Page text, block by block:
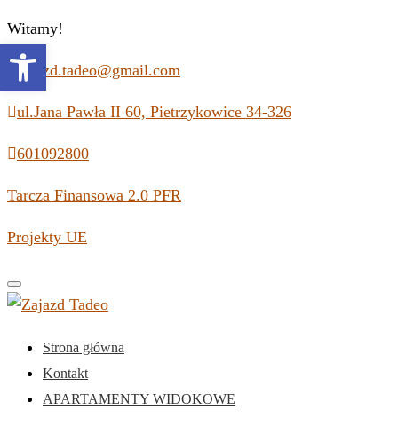
Witamy!
zajazd.tadeo@gmail.com
ul.Jana Pawła II 60, Pietrzykowice 34-326
601092800
Tarcza Finansowa 2.0 PFR
Projekty UE
Toggle
navigation
Strona główna
Kontakt
APARTAMENTY WIDOKOWE
Open toolbar